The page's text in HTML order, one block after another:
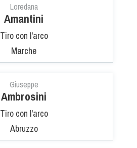
Loredana
Amantini
Tiro con l'arco
Marche
Giuseppe
Ambrosini
Tiro con l'arco
Abruzzo
Tiro a Palla
Tiro con l'arco da caccia
Field Target
Paintball
Softair